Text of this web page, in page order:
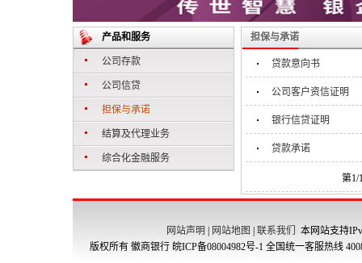
产品和服务
公司存款
公司信贷
担保与承诺
结算及代理业务
综合化金融服务
担保与承诺
贷款意向书
公司客户资信证明
银行信贷证明
贷款承诺
第
网站声明 网站地图 联系我们
本网站支持
版权所有 徽商银行 皖ICP备08004982号-1 全国统一客服热线